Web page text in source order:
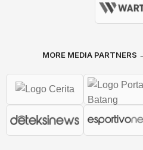
MORE MEDIA PARTNERS